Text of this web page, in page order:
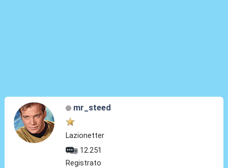
mr_steed
Lazionetter
12.251
Registrato